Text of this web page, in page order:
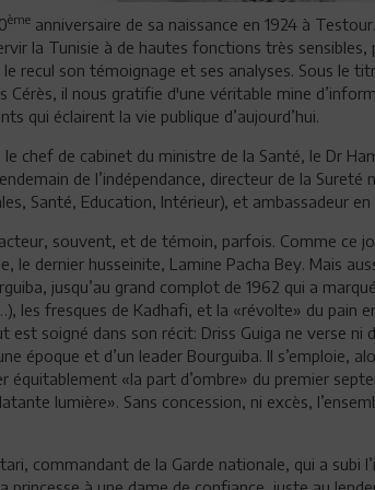
ème anniversaire de sa naissance en 1924 à
la Tunisie à de hautes fonctions très sensibles,
recul son témoignage et ses analyses. Sous le
Cérès, il nous gratifie d'une véritable mine
qui éclairent la vie publique d’aujourd’hui.
chef de cabinet du ministre de la Santé, le Dr
de l’indépendance, directeur de la Sureté
Santé, Education, Intérieur), et ambassadeur
souvent, et de témoin, parfois. Comme ce
le dernier husseinite, Lamine Pacha Bey. Mais
jusqu’au grand complot de 1962 qui a
les fresques de Kadhafi, et la «révolte» du pain
est soigné dans son récit: Driss Guiga ne verse ni
époque et d’un leader Bourguiba. Il s’emploie,
équitablement «la part d’ombre» du premier
lumière». Sans concession, ni excès,
commandant de la Garde nationale, qui a subi